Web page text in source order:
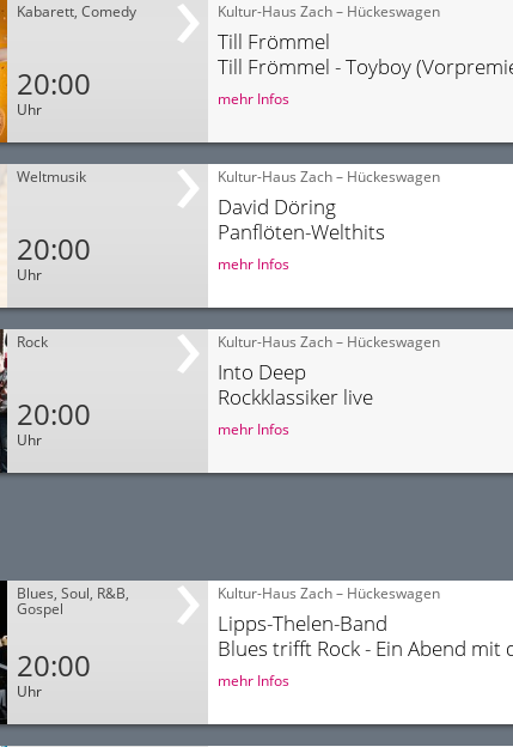
Kabarett, Comedy
20:00
Uhr
Kultur-Haus Zach – Hückeswagen
Till Frömmel
Till Frömmel - Toyboy
mehr Infos
Weltmusik
20:00
Uhr
Kultur-Haus Zach – Hückeswagen
David Döring
Panflöten-Welthits
mehr Infos
Rock
20:00
Uhr
Kultur-Haus Zach – Hückeswagen
Into Deep
Rockklassiker live
mehr Infos
Blues, Soul, R&B,
Gospel
20:00
Uhr
Kultur-Haus Zach – Hückeswagen
Lipps-Thelen-Band
Blues trifft Rock - Ein Abend mit
mehr Infos